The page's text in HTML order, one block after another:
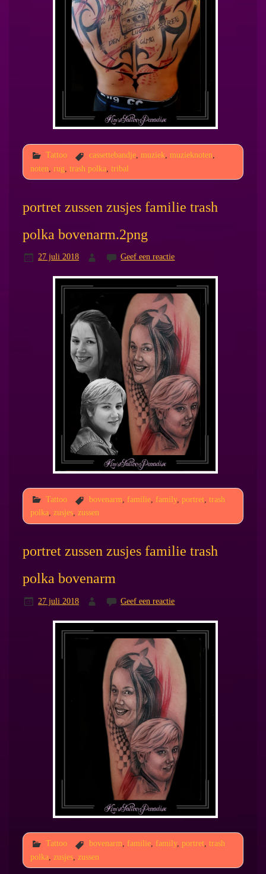
Tattoo cassettebandje, muziek muzieknoten
noten
rug trash polka tribal
portret zussen zusjes familie trash
polka bovenarm.2png
27 juli 2018 Geef een reactie
Tattoo bovenarm familie, family, portret, trash
polka, zusjes, zussen
portret zussen zusjes familie trash
polka bovenarm
27 juli 2018 Geef een reactie
Tattoo bovenarm, familie, family, portret, trash
polka zusjes, zussen